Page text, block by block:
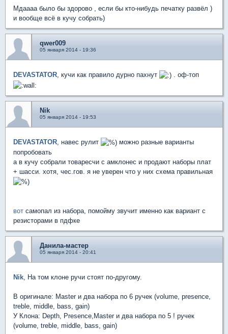
Мдаааа было бы здорово , если бы кто-нибудь печатку развёл )
и вообще всё в кучу собрать)
qwer009
05 января 2014 - 19:36
DEVASTATOR , кучи как правило дурно пахнут . оф-топ
Nik
05 января 2014 - 19:53
DEVASTATOR , навес рулит
можно разные варианты
попробовать
а в кучу собрали товаресчи с амклонес и продают наборы плат
+ шасси. хотя, чес.гов. я не уверен что у них схема правильная
вот самопал из набора, помойму звучит именно как вариант с
резисторами в пдфке
Данила-мастер
05 января 2014 - 20:41
Nik , На том клоне ручи стоят по-другому.
В оригинале: Master и два набора по 6 ручек (volume, presence,
treble, middle, bass, gain)
У Клона: Depth, Presence,Master и два набора по 5 ! ручек
(volume, treble, middle, bass, gain)